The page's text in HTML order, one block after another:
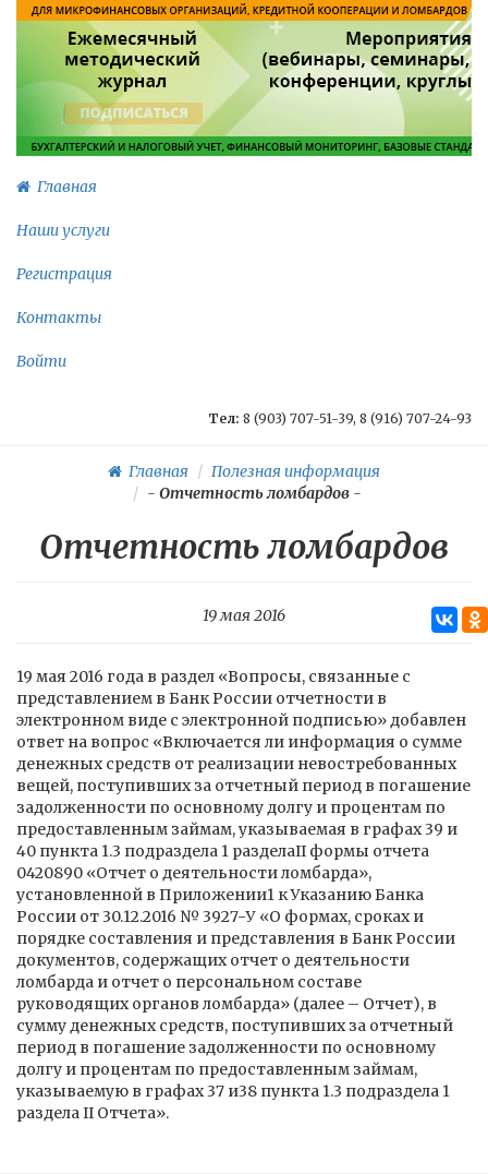
Главная
Наши услуги
Регистрация
Контакты
Войти
Тел: 8 (903) 707-51-39, 8 (916) 707-24-93
Главная
Полезная информация
- Отчетность ломбардов-
Отчетность ломбардов
19 мая 2016
19 мая 2016 года в раздел «Вопросы, связанные с
представлением в Банк России отчетности в
электронном виде с электронной подписью» добавлен
ответ на вопрос «Включается ли информация о сумме
денежных средств от реализации невостребованных
вещей, поступивших за отчетный период в погашение
задолженности по основному долгу и процентам по
предоставленным займам, указываемая в графах 39 и
40 пункта 1.3 подраздела 1 разделаII формы отчета
0420890 «Отчет о деятельности ломбарда»,
установленной в Приложении1 к Указанию Банка
России от 30.12.2016 № 3927-У «О формах, сроках и
порядке составления и представления в Банк России
документов, содержащих отчет о деятельности
ломбарда и отчет о персональном составе
руководящих органов ломбарда» (далее – Отчет), в
сумму денежных средств, поступивших за отчетный
период в погашение задолженности по основному
долгу и процентам по предоставленным займам,
указываемую в графах 37 и38 пункта 1.3 подраздела 1
раздела II Отчета».